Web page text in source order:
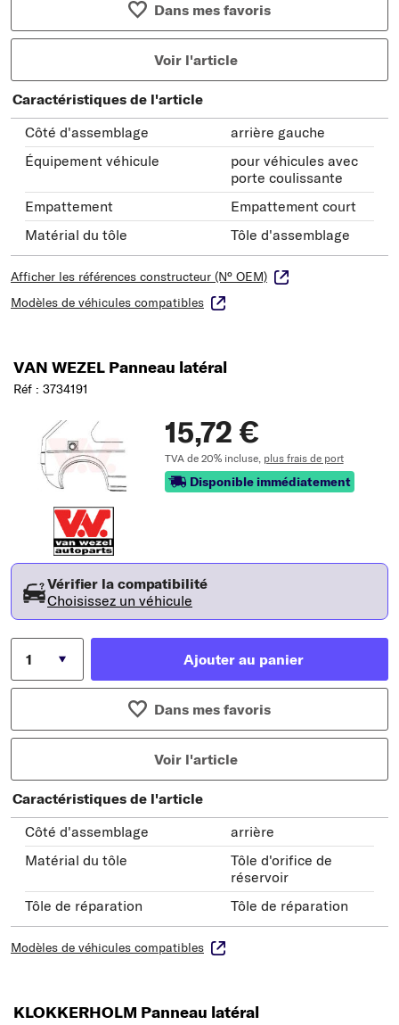
Dans mes favoris
Voir l'article
Caractéristiques de l'article
Côté d'assemblage
arrière gauche
Équipement véhicule
pour véhicules avec
porte coulissante
Empattement
Empattement court
Matérial du tôle
Tôle d'assemblage
Afficher les références constructeur (N° OEM)
Modèles de véhicules compatibles
VAN WEZEL Panneau latéral
Réf : 3734191
15,72 €
TVA de 20% incluse, plus frais de port
Disponible immédiatement
Vérifier la compatibilité
Choisissez un véhicule
Ajouter au panier
Dans mes favoris
Voir l'article
Caractéristiques de l'article
Côté d'assemblage
arrière
Matérial du tôle
Tôle d'orifice de
réservoir
Tôle de réparation
Tôle de réparation
Modèles de véhicules compatibles
KLOKKERHOLM Panneau latéral